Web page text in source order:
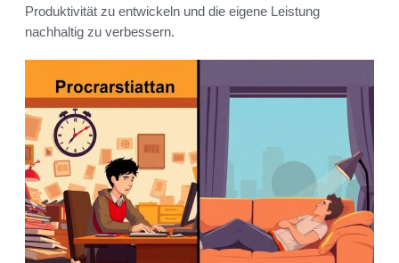
Produktivität zu entwickeln und die eigene Leistung
nachhaltig zu verbessern.